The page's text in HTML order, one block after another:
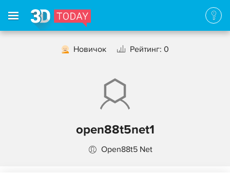
Новичок Рейтинг: 0
open88t5net1
Open88t5 Net